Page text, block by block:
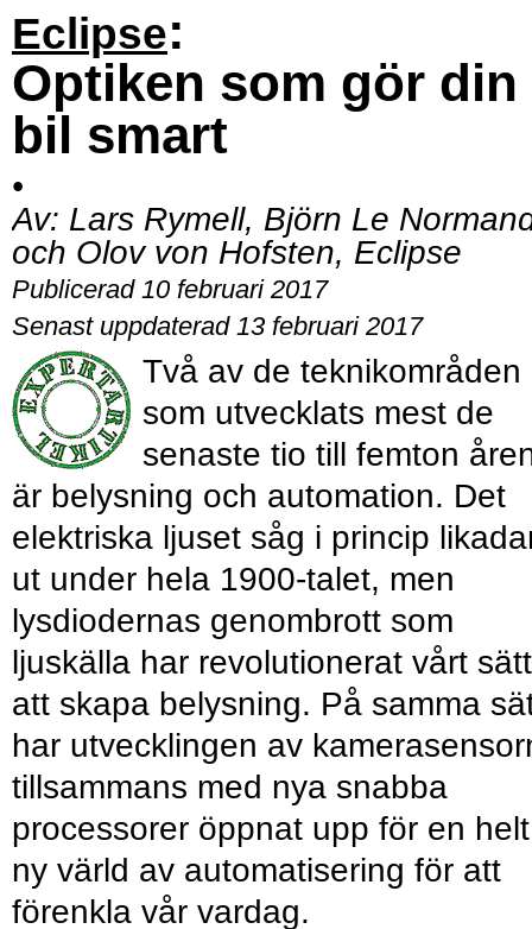
Eclipse:
Optiken som gör din
bil smart
•
Av: Lars Rymell, Björn Le
och Olov von Hofsten, Eclipse
Publicerad 10 februari 2017
Senast uppdaterad 13 februari 2017
Två av de teknikområden
som utvecklats mest de
senaste tio till femton
är belysning och automation. Det
elektriska ljuset såg i princip
ut under hela 1900-talet, men
lysdiodernas genombrott som
ljuskälla har revolutionerat vårt sätt
att skapa belysning. På samma
har utvecklingen av
tillsammans med nya snabba
processorer öppnat upp för en helt
ny värld av automatisering för att
förenkla vår vardag.